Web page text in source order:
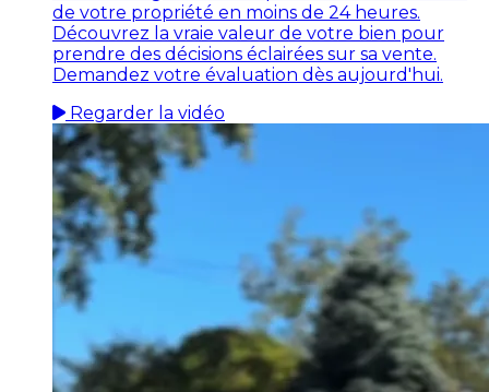
de votre propriété en moins de 24 heures.
Découvrez la vraie valeur de votre bien pour
prendre des décisions éclairées sur sa vente.
Demandez votre évaluation dès aujourd'hui.
Regarder la vidéo